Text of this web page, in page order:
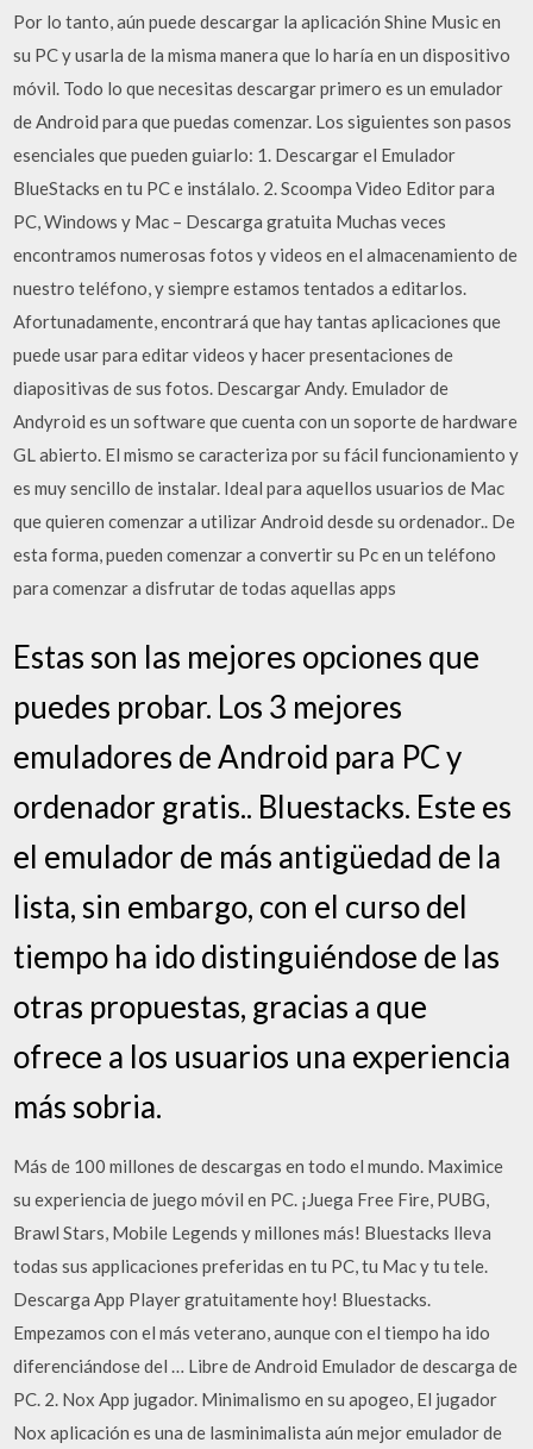
Por lo tanto, aún puede descargar la aplicación Shine Music en
su PC y usarla de la misma manera que lo haría en un dispositivo
móvil. Todo lo que necesitas descargar primero es un emulador
de Android para que puedas comenzar. Los siguientes son pasos
esenciales que pueden guiarlo: 1. Descargar el Emulador
BlueStacks en tu PC e instálalo. 2. Scoompa Video Editor para
PC, Windows y Mac – Descarga gratuita Muchas veces
encontramos numerosas fotos y videos en el almacenamiento de
nuestro teléfono, y siempre estamos tentados a editarlos.
Afortunadamente, encontrará que hay tantas aplicaciones que
puede usar para editar videos y hacer presentaciones de
diapositivas de sus fotos. Descargar Andy. Emulador de
Andyroid es un software que cuenta con un soporte de hardware
GL abierto. El mismo se caracteriza por su fácil funcionamiento y
es muy sencillo de instalar. Ideal para aquellos usuarios de Mac
que quieren comenzar a utilizar Android desde su ordenador.. De
esta forma, pueden comenzar a convertir su Pc en un teléfono
para comenzar a disfrutar de todas aquellas apps
Estas son las mejores opciones que
puedes probar. Los 3 mejores
emuladores de Android para PC y
ordenador gratis.. Bluestacks. Este es
el emulador de más antigüedad de la
lista, sin embargo, con el curso del
tiempo ha ido distinguiéndose de las
otras propuestas, gracias a que
ofrece a los usuarios una experiencia
más sobria.
Más de 100 millones de descargas en todo el mundo. Maximice
su experiencia de juego móvil en PC. ¡Juega Free Fire, PUBG,
Brawl Stars, Mobile Legends y millones más! Bluestacks lleva
todas sus applicaciones preferidas en tu PC, tu Mac y tu tele.
Descarga App Player gratuitamente hoy! Bluestacks.
Empezamos con el más veterano, aunque con el tiempo ha ido
diferenciándose del … Libre de Android Emulador de descarga de
PC. 2. Nox App jugador. Minimalismo en su apogeo, El jugador
Nox aplicación es una de lasminimalista aún mejor emulador de